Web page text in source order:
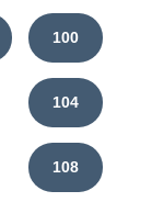
100
104
108